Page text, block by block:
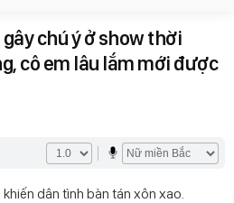
chú ý ở show thời
cô em lâu lắm mới được
dân tình bàn tán xôn xao.